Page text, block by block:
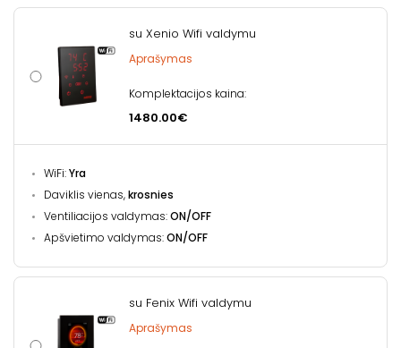
su Xenio Wifi valdymu
Aprašymas
Komplektacijos kaina:
1480.00€
WiFi:Yra
Daviklis vienas,krosnies
Ventiliacijos valdymas:ON/OFF
Apšvietimo valdymas:ON/OFF
su Fenix Wifi valdymu
Aprašymas